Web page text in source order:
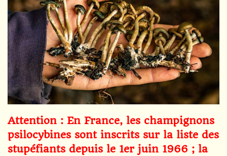
Attention : En France, les champignons
psilocybines sont inscrits sur la liste des
stupéfiants depuis le 1er juin 1966 ; la